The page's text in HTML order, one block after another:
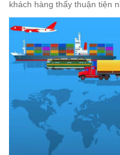
khách hàng thấy thuận tiện